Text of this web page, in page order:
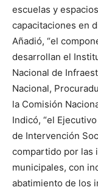
escuelas y
capacitaciones en
Añadió, “el
desarrollan el
Nacional de
Nacional,
la Comisión
Indicó, “el
de Intervención
compartido por las
municipales, con
abatimiento de los